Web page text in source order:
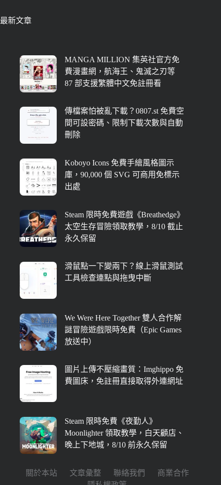
最新文章
MANGA MILLION 集英社官方免
費漫畫網，航海王、鬼滅之刃等
87 部支援繁體中文免註冊看
傳檔案怕被亂下載？0807.st 免費空
間可設密碼、限制下載次數與自動
刪除
Koboyo Icons 免費手繪風格圖示
庫，90,000 個 SVG 可商用免標示
出處
Steam 限時免費遊戲《Breathedge》
太空生存冒險領取教學，8/10 截止
永久保留
滑鼠點一下變兩下？線上滑鼠測試
工具檢查連點與拖曳中斷
We Were Here Together 雙人合作解
謎冒險遊戲限時免費（Epic Games
放送中）
圖片上傳不壓縮畫質：Imghippo 免
費圖床，免註冊直接取得外連網址
Steam 限時免費《夜勤人》
Moonlighter 領取教學，白天顧店、
晚上下地城，8/10 前永久保留
關於本站 文章彙整 聯絡我們
商業合作